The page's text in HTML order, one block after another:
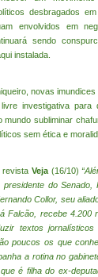
desbragados
envolvidos em
sendo
instalada.
novas
investigativa para
mundo subliminar
sem ética e
revista Veja (16/10)
do Senado,
Collor, seu
Falcão, recebe 4.200
textos
poucos os que
a rotina no
é filha do ex-